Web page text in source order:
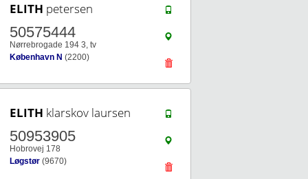
ELITH petersen
50575444
Nørrebrogade 194 3, tv
København N (2200)
ELITH klarskov laursen
50953905
Hobrovej 178
Løgstør (9670)